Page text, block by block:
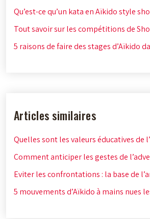
Qu’est-ce qu’un kata en Aïkido style
Tout savoir sur les compétitions de
5 raisons de faire des stages d’Aïkido
Articles similaires
Quelles sont les valeurs éducatives de
Comment anticiper les gestes de
Eviter les confrontations : la base de
5 mouvements d’Aïkido à mains nues